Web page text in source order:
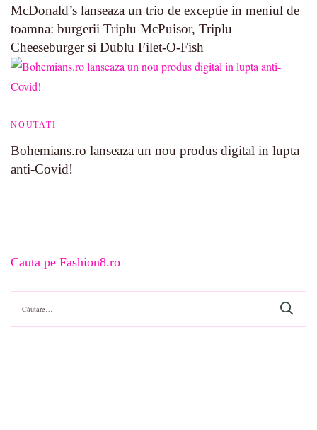
McDonald’s lanseaza un trio de exceptie in meniul de
toamna: burgerii Triplu McPuisor, Triplu
Cheeseburger si Dublu Filet-O-Fish
NOUTATI
Bohemians.ro lanseaza un nou produs digital in lupta
anti-Covid!
Cauta pe Fashion8.ro
Caută
după: